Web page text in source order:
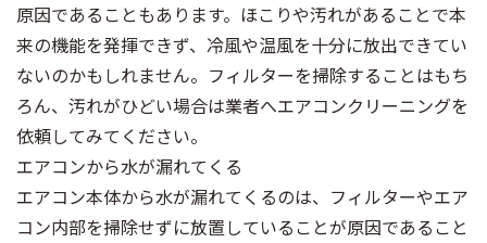
原因であることもあります。ほこりや汚れがあることで本
来の機能を発揮できず、冷風や温風を十分に放出できてい
ないのかもしれません。フィルターを掃除することはもち
ろん、汚れがひどい場合は業者へエアコンクリーニングを
依頼してみてください。
エアコンから水が漏れてくる
エアコン本体から水が漏れてくるのは、フィルターやエア
コン内部を掃除せずに放置していることが原因であること